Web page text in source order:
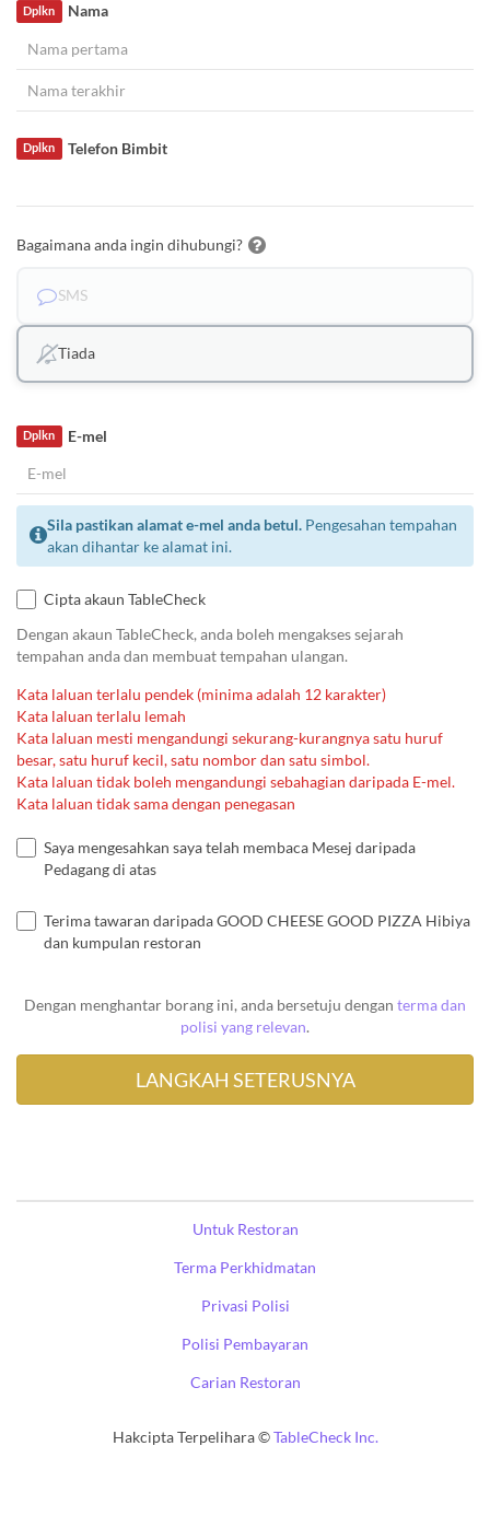
Nama
Dplkn
Telefon Bimbit
Dplkn
Bagaimana anda ingin dihubungi?
SMS
Tiada
E-mel
Dplkn
Sila pastikan alamat e-mel anda betul. Pengesahan tempahan
akan dihantar ke alamat ini.
Cipta akaun TableCheck
Dengan akaun TableCheck, anda boleh mengakses sejarah
tempahan anda dan membuat tempahan ulangan.
Kata laluan terlalu pendek (minima adalah 12 karakter)
Kata laluan terlalu lemah
Kata laluan mesti mengandungi sekurang-kurangnya satu huruf
besar, satu huruf kecil, satu nombor dan satu simbol.
Kata laluan tidak boleh mengandungi sebahagian daripada E-mel.
Kata laluan tidak sama dengan penegasan
Saya mengesahkan saya telah membaca Mesej daripada
Pedagang di atas
Terima tawaran daripada GOOD CHEESE GOOD PIZZA Hibiya
dan kumpulan restoran
Dengan menghantar borang ini, anda bersetuju dengan terma dan
polisi yang relevan.
Untuk Restoran
Terma Perkhidmatan
Privasi Polisi
Polisi Pembayaran
Carian Restoran
Hakcipta Terpelihara ©TableCheck Inc.